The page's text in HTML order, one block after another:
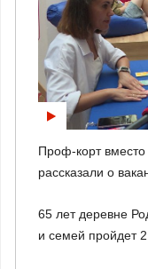
Проф-корт
рассказали о
65 лет деревне
и семей пройдет